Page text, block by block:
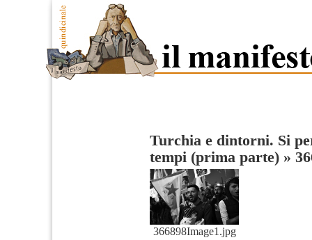
Turchia e dintorni. Si
tempi (prima parte) »
366898Image1.jpg